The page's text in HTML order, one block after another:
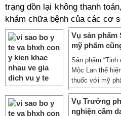
trạng dồn lại không thanh
khám chữa bệnh của các cơ
Vụ sản phẩm
mỹ phẩm
Sản phẩm “Tinh
Mộc Lan thể
thuốc với mỹ
Vụ Trưởng
nghiện cầm